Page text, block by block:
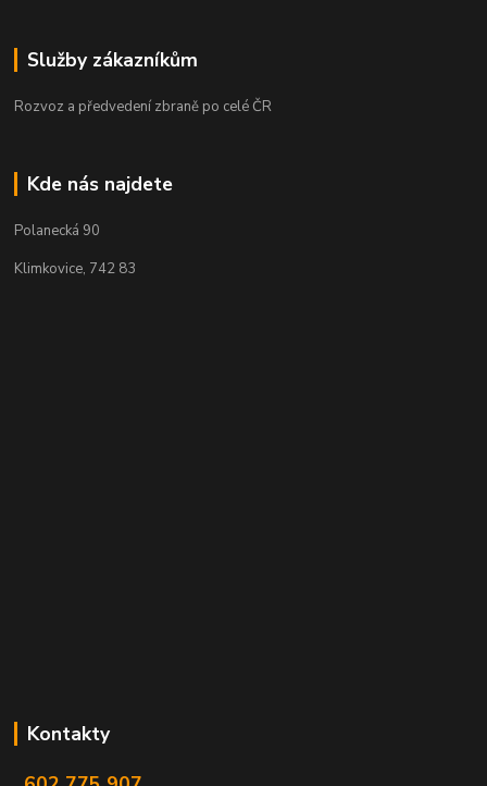
Služby zákazníkům
Rozvoz a předvedení zbraně po celé ČR
Kde nás najdete
Polanecká 90
Klimkovice, 742 83
Kontakty